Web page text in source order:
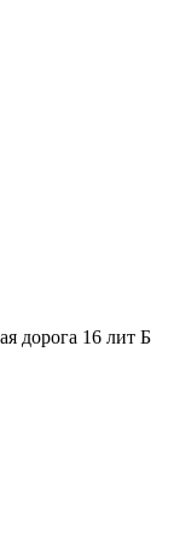
дорога 16 лит Б